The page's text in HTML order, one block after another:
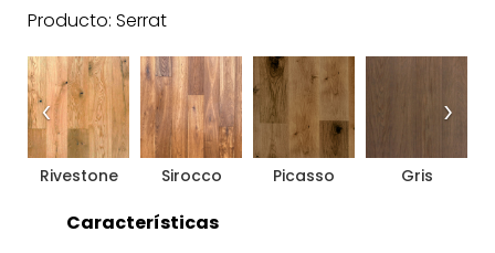
Producto: Serrat
Rivestone Sirocco Picasso Gris
‹ ›
Características